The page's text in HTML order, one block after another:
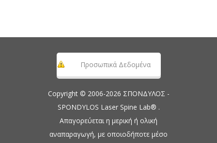
Προσωπικά Δεδομένα
Copyright © 2006-2026 ΣΠΟΝΔΥΛΟΣ -
SPONDYLOS Laser Spine Lab® .
Απαγορεύεται η μερική ή ολική
αναπαραγωγή, με οποιοδήποτε μέσο